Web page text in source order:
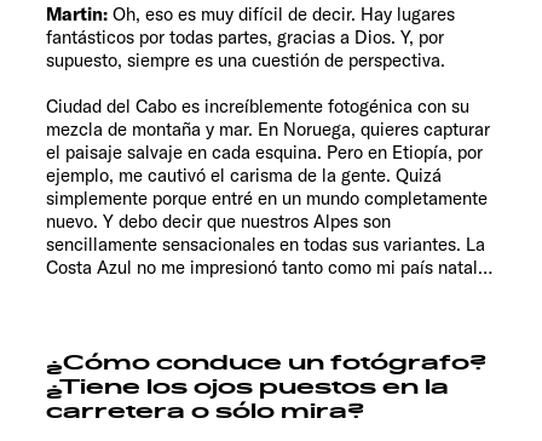
Martin: Oh, eso es muy difícil de decir. Hay lugares
fantásticos por todas partes, gracias a Dios. Y, por
supuesto, siempre es una cuestión de perspectiva.
Ciudad del Cabo es increíblemente fotogénica con su
mezcla de montaña y mar. En Noruega, quieres capturar
el paisaje salvaje en cada esquina. Pero en Etiopía, por
ejemplo, me cautivó el carisma de la gente. Quizá
simplemente porque entré en un mundo completamente
nuevo. Y debo decir que nuestros Alpes son
sencillamente sensacionales en todas sus variantes. La
Costa Azul no me impresionó tanto como mi país natal…
¿Cómo conduce un fotógrafo?
¿Tiene los ojos puestos en la
carretera o sólo mira?